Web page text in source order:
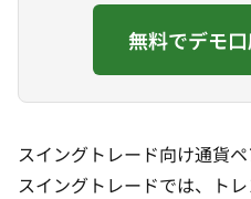
無料でデモ
スイングトレード向け通貨
スイングトレードでは、ト